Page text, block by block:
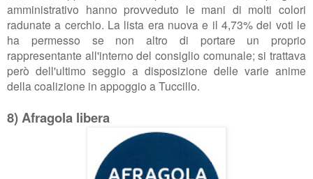
amministrativo hanno provveduto le mani di molti colori
radunate a cerchio. La lista era nuova e il 4,73% dei voti le
ha permesso se non altro di portare un proprio
rappresentante all'interno del consiglio comunale; si trattava
però dell'ultimo seggio a disposizione delle varie anime
della coalizione in appoggio a Tuccillo.
8) Afragola libera